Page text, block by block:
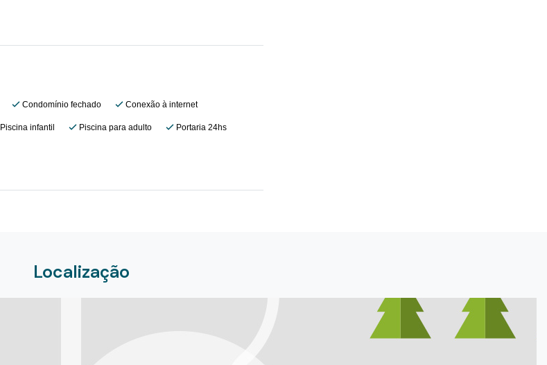
Condomínio fechado Conexão à internet
Piscina infantil Piscina para adulto Portaria 24hs
Localização